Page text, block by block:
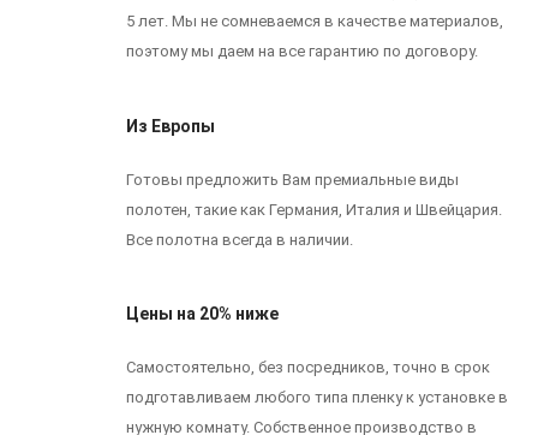
5 лет. Мы не сомневаемся в качестве материалов,
поэтому мы даем на все гарантию по договору.
Из Европы
Готовы предложить Вам премиальные виды
полотен, такие как Германия, Италия и Швейцария.
Все полотна всегда в наличии.
Цены на 20% ниже
Самостоятельно, без посредников, точно в срок
подготавливаем любого типа пленку к установке в
нужную комнату. Собственное производство в